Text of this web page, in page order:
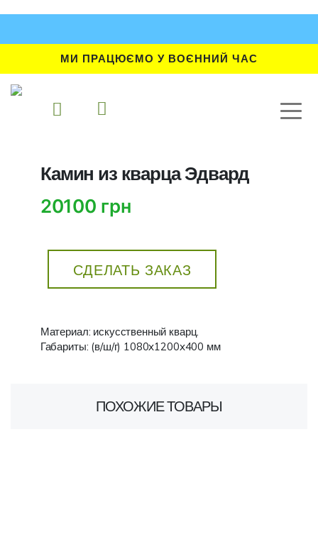
МИ ПРАЦЮЄМО У ВОЄННИЙ ЧАС
Камин из кварца Эдвард
20100 грн
СДЕЛАТЬ ЗАКАЗ
Материал: искусственный кварц.
Габариты: (в/ш/г) 1080x1200x400 мм
ПОХОЖИЕ ТОВАРЫ